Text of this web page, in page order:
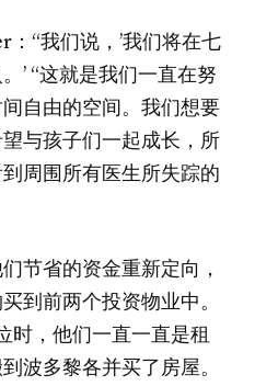
“我们说，’我们将在七
’ “这就是我们一直在努
自由的空间。我们想要
与孩子们一起成长，所
周围所有医生所失踪的
节省的资金重新定向，
到前两个投资物业中。
时，他们一直一直是租
波多黎各并买了房屋。